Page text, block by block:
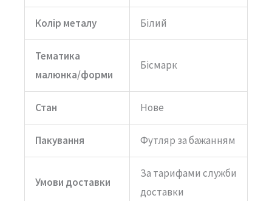
Колір металу Білий
Тематика
малюнка/форми
Бісмарк
Стан Нове
Пакування Футляр за бажанням
Умови доставки
За тарифами служби
доставки